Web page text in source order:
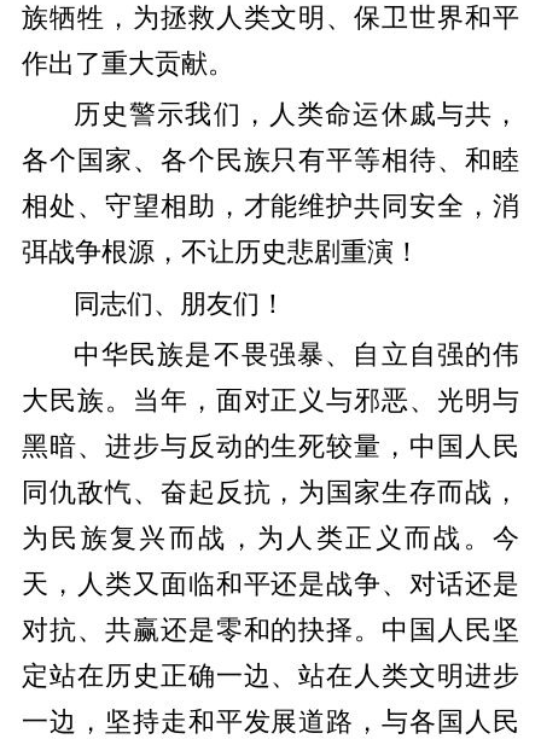
族牺牲，为拯救人类文明、保卫世界和平
作出了重大贡献。
历史警示我们，人类命运休戚与共，
各个国家、各个民族只有平等相待、和睦
相处、守望相助，才能维护共同安全，消
弭战争根源，不让历史悲剧重演！
同志们、朋友们！
中华民族是不畏强暴、自立自强的伟
大民族。当年，面对正义与邪恶、光明与
黑暗、进步与反动的生死较量，中国人民
同仇敌忾、奋起反抗，为国家生存而战，
为民族复兴而战，为人类正义而战。今
天，人类又面临和平还是战争、对话还是
对抗、共赢还是零和的抉择。中国人民坚
定站在历史正确一边、站在人类文明进步
一边，坚持走和平发展道路，与各国人民